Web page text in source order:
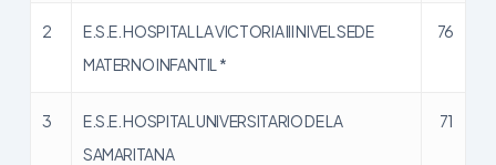
2
E.S.E. HOSPITAL LA VICTORIA III NIVEL SEDE
MATERNO INFANTIL *
76
3
E.S.E. HOSPITAL UNIVERSITARIO DE LA
SAMARITANA
71